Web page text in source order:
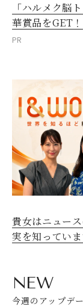
「ハルメク脳
華賞品をGET！
PR
貴女はニュー
実を知ってい
NEW
今週のアップデ